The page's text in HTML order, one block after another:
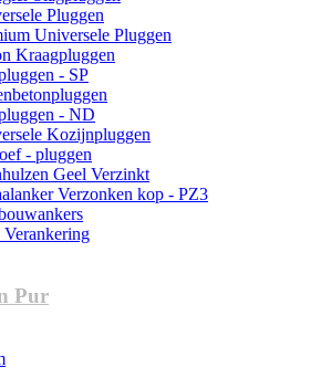
Pluggen
Universele Pluggen
Kraagpluggen
- SP
- ND
Kozijnpluggen
- pluggen
Geel Verzinkt
Verzonken kop - PZ3
Verankering
Pur